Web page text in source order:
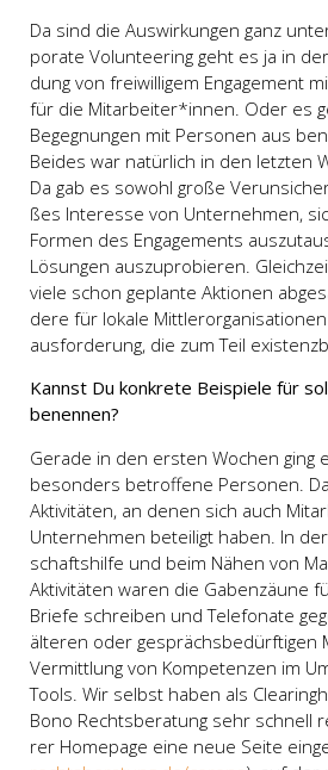
Da sind die Aus­wir­kun­gen ganz
po­ra­te Vol­un­tee­ring geht es ja in
dung von frei­wil­li­gem Enga­ge­ment
für die Mitarbeiter*innen. Oder es
Begeg­nun­gen mit Per­so­nen aus
Bei­des war natür­lich in den letz­ten
Da gab es sowohl gro­ße
ßes Inter­es­se von Unter­neh­men,
For­men des Enga­ge­ments
Lösun­gen aus­zu­pro­bie­ren.
vie­le schon geplan­te Aktio­nen
de­re für loka­le
aus­for­de­rung, die zum Teil
Kannst Du kon­kre­te Bei­spie­le für
benen­nen?
Gera­de in den ers­ten Wochen ging
beson­ders betrof­fe­ne Per­so­nen.
Akti­vi­tä­ten, an denen sich auch
Unter­neh­men betei­ligt haben. In
schafts­hil­fe und beim Nähen von
Akti­vi­tä­ten waren die Gaben­zäu­ne
Brie­fe schrei­ben und Tele­fo­na­te
älte­ren oder gesprächs­be­dürf­ti­gen
Ver­mitt­lung von Kom­pe­ten­zen im
Tools. Wir selbst haben als
Bono Rechts­be­ra­tung sehr schnell
rer Home­page eine neue Sei­te